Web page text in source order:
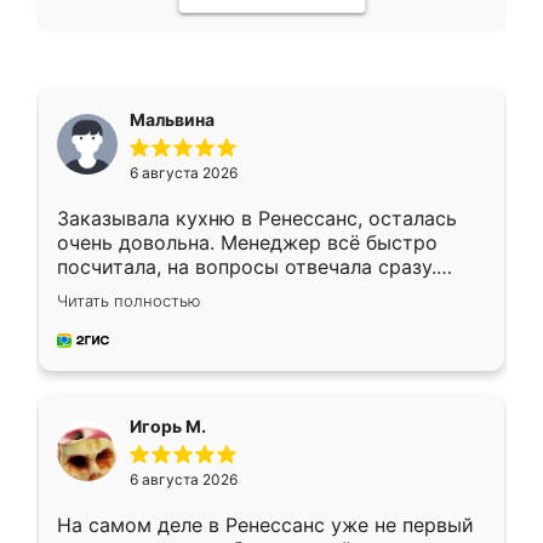
Мальвина
6 августа 2026
Заказывала кухню в Ренессанс, осталась
очень довольна. Менеджер всё быстро
посчитала, на вопросы отвечала сразу.
Замерщик приехал в субботу, подошёл к
делу со всей ответственностью. Собрали
за день, ребята работали аккуратно, даже
Читать полностью
Игорь М.
6 августа 2026
На самом деле в Ренессанс уже не первый